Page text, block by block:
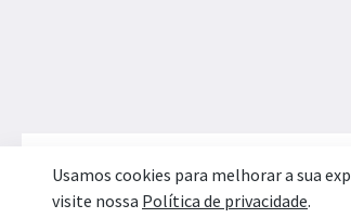
Forma de Pagamento